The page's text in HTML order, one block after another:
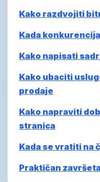
Kako razdvojiti
Kada
Kako napisati
Kako ubaciti
prodaje
Kako napraviti
stranica
Kada se vratiti na
Praktičan